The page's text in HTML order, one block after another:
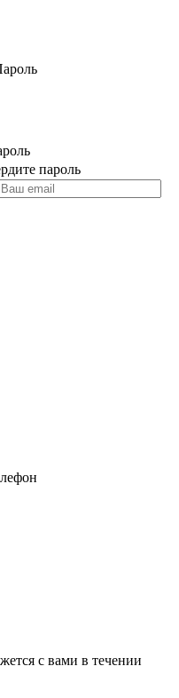
пароль
с вами в течении